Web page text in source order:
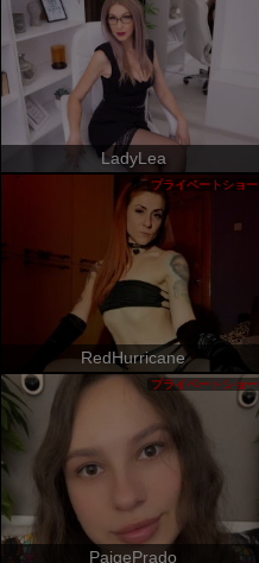
LadyLea
RedHurricane
プライベートショー
PaigePrado
プライベートショー